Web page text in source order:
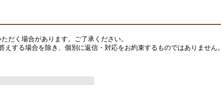
だく場合があります。ご了承ください。
する場合を除き、個別に返信・対応をお約束するものではありません。